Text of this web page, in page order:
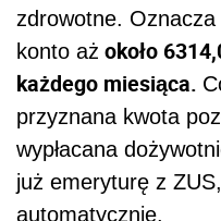
zdrowotne.
konto aż około
każdego miesiąca.
przyznana kwota
wypłacana
już emeryturę z
automatycznie.